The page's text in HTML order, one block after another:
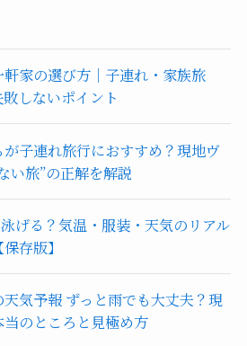
家の選び方｜子連れ・家族旅
しないポイント
子連れ旅行におすすめ？現地ヴ
い旅”の正解を解説
げる？気温・服装・天気のリアル
存版】
天気予報 ずっと雨でも大丈夫？現
のところと見極め方